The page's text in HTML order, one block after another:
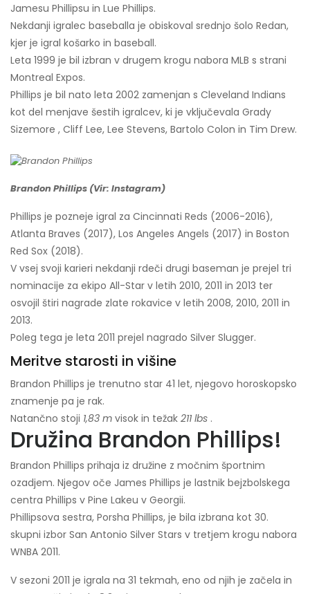
Jamesu Phillipsu in Lue Phillips.
Nekdanji igralec baseballa je obiskoval srednjo šolo Redan,
kjer je igral košarko in baseball.
Leta 1999 je bil izbran v drugem krogu nabora MLB s strani
Montreal Expos.
Phillips je bil nato leta 2002 zamenjan s Cleveland Indians
kot del menjave šestih igralcev, ki je vključevala Grady
Sizemore , Cliff Lee, Lee Stevens, Bartolo Colon in Tim Drew.
Brandon Phillips (Vir: Instagram)
Phillips je pozneje igral za Cincinnati Reds (2006-2016),
Atlanta Braves (2017), Los Angeles Angels (2017) in Boston
Red Sox (2018).
V vsej svoji karieri nekdanji rdeči drugi baseman je prejel tri
nominacije za ekipo All-Star v letih 2010, 2011 in 2013 ter
osvojil štiri nagrade zlate rokavice v letih 2008, 2010, 2011 in
2013.
Poleg tega je leta 2011 prejel nagrado Silver Slugger.
Meritve starosti in višine
Brandon Phillips je trenutno star 41 let, njegovo horoskopsko
znamenje pa je rak.
Natančno stoji 1,83 m visok in težak 211 lbs .
Družina Brandon Phillips!
Brandon Phillips prihaja iz družine z močnim športnim
ozadjem. Njegov oče James Phillips je lastnik bejzbolskega
centra Phillips v Pine Lakeu v Georgii.
Phillipsova sestra, Porsha Phillips, je bila izbrana kot 30.
skupni izbor San Antonio Silver Stars v tretjem krogu nabora
WNBA 2011.
V sezoni 2011 je igrala na 31 tekmah, eno od njih je začela in